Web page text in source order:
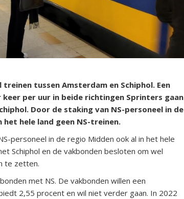
tussen Amsterdam en Schiphol. Een
per uur in beide richtingen Sprinters gaan
Door de staking van NS-personeel in de
hele land geen NS-treinen.
personeel in de regio Midden ook al in het hele
Schiphol en de vakbonden besloten om wel
te zetten.
met NS. De vakbonden willen een
2,55 procent en wil niet verder gaan. In 2022